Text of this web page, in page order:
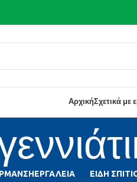
ΑρχικήΣχετικά με
ΕΡΓΑΛΕΊΑ
ΕΊΔΗ